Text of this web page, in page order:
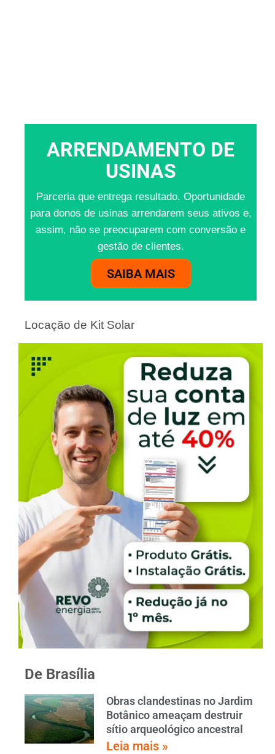
ARRENDAMENTO DE
USINAS
Parceria que entrega resultado. Oportunidade
para donos de usinas arrendarem seus ativos e,
assim, não se preocuparem com conversão e
gestão de clientes.
SAIBA MAIS
Locação de Kit Solar
De Brasília
Obras clandestinas no Jardim
Botânico ameaçam destruir
sítio arqueológico ancestral
Leia mais »